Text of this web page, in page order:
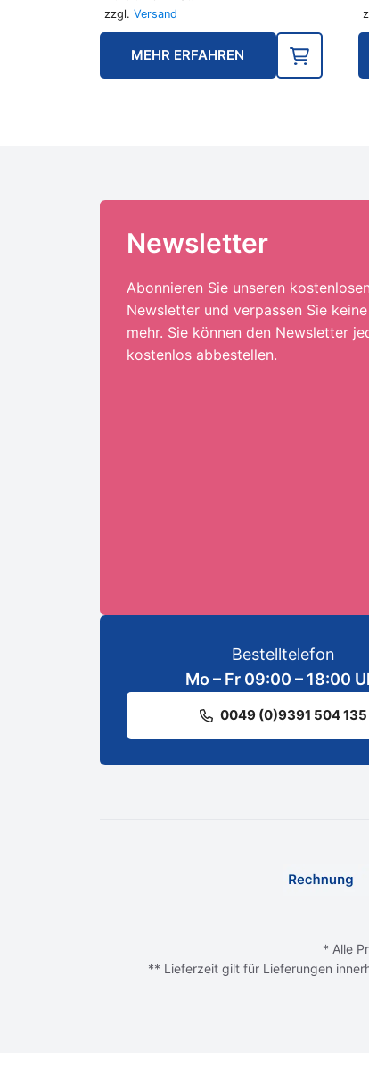
18,90 €
14,90
zzgl. Versand
MEHR ERFAHREN
Newsletter
Abonnieren Sie unseren kostenlosen
Newsletter und verpassen Sie
mehr. Sie können den Newsletter
kostenlos abbestellen.
Bestelltelefon
Mo – Fr 09:00 – 18:00
0049 (0)9391 504 135
* Alle
** Lieferzeit gilt für Lieferungen